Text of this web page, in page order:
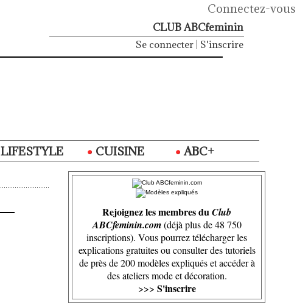
Connectez-vous
CLUB ABCfeminin
Se connecter S'inscrire
LIFESTYLE CUISINE
ABC+
Rejoignez les membres duClub
ABCfeminin.com(déjà plus de 48 750
inscriptions). Vous pourrez télécharger les
explications gratuites ou consulter des tutoriels
de près de 200 modèles expliqués et accéder à
des ateliers mode et décoration.
>>> S'inscrire